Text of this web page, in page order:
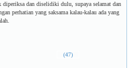
diperiksa dan diselidiki dulu, supaya selamat dan
perhatian yang saksama kalau-kalau ada yang
(47)